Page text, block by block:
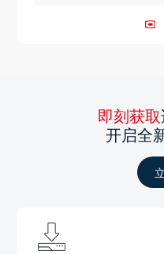
即刻获取
开启全